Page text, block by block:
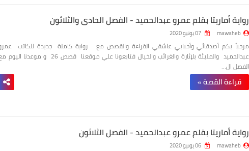
رواية أماريتا بقلم عمرو عبدالحميد - الفصل الحادى والثلاثون
mawaheb
مرحباً بكم أصدقائي وأحبابي عاشقي القراءة والقصص مع رواية كاملة جديدة للكاتب
عبدالحميد والمليئة بلإثارة والغرائب والخيال فتابعونا علي موقعنا قصص 26 و موعدنا
الفصل ال…
قراءة القصة »
رواية أماريتا بقلم عمرو عبدالحميد - الفصل الثلاثون
mawaheb